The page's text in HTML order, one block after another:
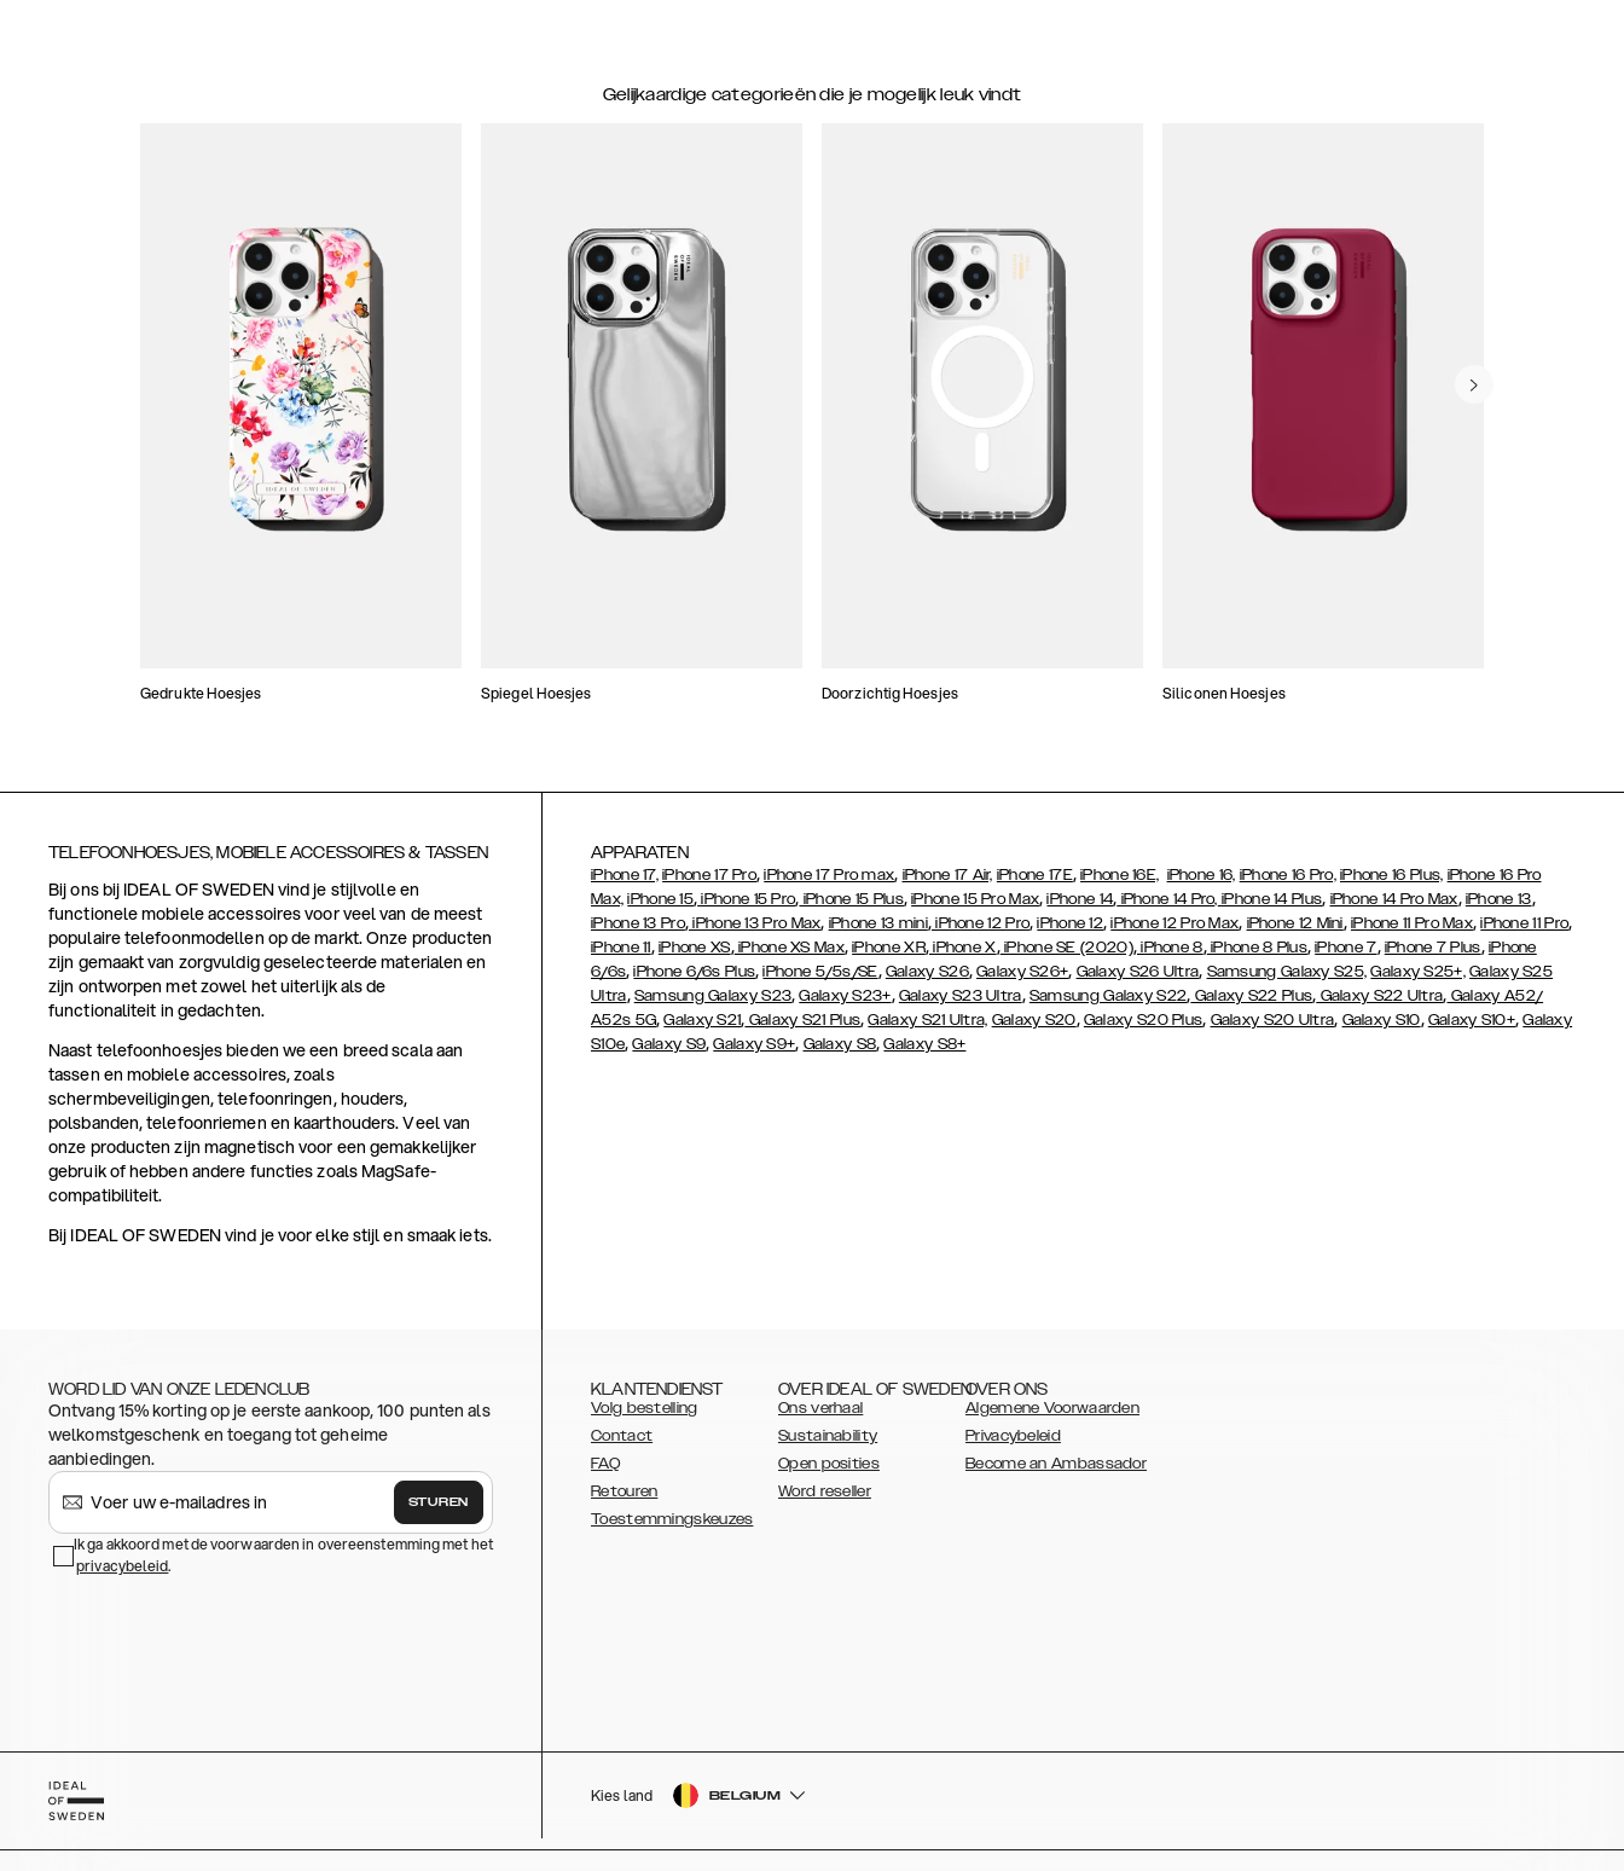
Gelijkaardige categorieën die je mogelijk leuk vindt
Gedrukte Hoesjes Spiegel Hoesjes Doorzichtig Hoesjes Siliconen Hoesjes
TELEFOONHOESJES, MOBIELE ACCESSOIRES & TASSEN
Bij ons bij IDEAL OF SWEDEN vind je stijlvolle en
functionele mobiele accessoires voor veel van de meest
populaire telefoonmodellen op de markt. Onze producten
zijn gemaakt van zorgvuldig geselecteerde materialen en
zijn ontworpen met zowel het uiterlijk als de
functionaliteit in gedachten.
Naast telefoonhoesjes bieden we een breed scala aan
tassen en mobiele accessoires, zoals
schermbeveiligingen, telefoonringen, houders,
polsbanden, telefoonriemen en kaarthouders. Veel van
onze producten zijn magnetisch voor een gemakkelijker
gebruik of hebben andere functies zoals MagSafe-
compatibiliteit.
Bij IDEAL OF SWEDEN vind je voor elke stijl en smaak iets.
APPARATEN
iPhone 17, iPhone 17 Pro,iPhone 17 Pro max, iPhone 17 Air, iPhone 17E,iPhone 16E, iPhone 16, iPhone 16 Pro, iPhone 16 Plus, iPhone 16 Pro
Max, iPhone 15, iPhone 15 Pro, iPhone 15 Plus,iPhone 15 Pro Max,iPhone 14, iPhone 14 Pro, iPhone 14 Plus, iPhone 14 Pro Max, iPhone 13,
iPhone 13 Pro, iPhone 13 Pro Max, iPhone 13 mini,iPhone 12 Pro,iPhone 12,iPhone 12 Pro Max, iPhone 12 Mini, iPhone 11 Pro Max,iPhone 11 Pro,
iPhone 11, iPhone XS,iPhone XS Max,iPhone XR,iPhone X,iPhone SE (2020),iPhone 8,iPhone 8 Plus,iPhone 7, iPhone 7 Plus, iPhone
6/6s,iPhone 6/6s Plus,iPhone 5/5s/SE, Galaxy S26,Galaxy S26+, Galaxy S26 Ultra, Samsung Galaxy S25, Galaxy S25+, Galaxy S25
Ultra, Samsung Galaxy S23,Galaxy S23+, Galaxy S23 Ultra, Samsung Galaxy S22, Galaxy S22 Plus, Galaxy S22 Ultra, Galaxy A52/
A52s 5G,Galaxy S21, Galaxy S21 Plus,Galaxy S21 Ultra, Galaxy S20, Galaxy S20 Plus, Galaxy S20 Ultra, Galaxy S10, Galaxy S10+,Galaxy
S10e,Galaxy S9,Galaxy S9+, Galaxy S8,Galaxy S8+
WORD LID VAN ONZE LEDENCLUB
Ontvang 15% korting op je eerste aankoop, 100 punten als
welkomstgeschenk en toegang tot geheime
aanbiedingen.
STUREN
Ik ga akkoord met de voorwaarden in overeenstemming met het
privacybeleid.
KLANTENDIENST
Volg bestelling
Contact
FAQ
Retouren
Toestemmingskeuzes
OVER IDEAL OF SWEDEN
Ons verhaal
Sustainability
Open posities
Word reseller
OVER ONS
Algemene Voorwaarden
Privacybeleid
Become an Ambassador
Kies land BELGIUM
AUSTRALIA
ESPAÑOL